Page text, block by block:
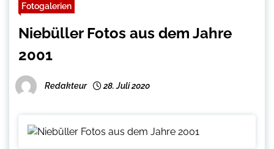
Fotogalerien
Niebüller Fotos aus dem Jahre
2001
Redakteur 28. Juli 2020